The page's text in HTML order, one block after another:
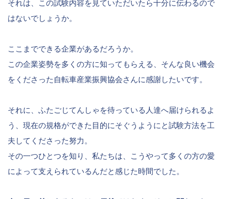
それは、この試験内容を見ていただいたら十分に伝わるので
はないでしょうか。
ここまでできる企業があるだろうか。
この企業姿勢を多くの方に知ってもらえる、そんな良い機会
をくださった自転車産業振興協会さんに感謝したいです。
それに、ふたごじてんしゃを待っている人達へ届けられるよ
う、現在の規格ができた目的にそぐうようにと試験方法を工
夫してくださった努力。
その一つひとつを知り、私たちは、こうやって多くの方の愛
によって支えられているんだと感じた時間でした。